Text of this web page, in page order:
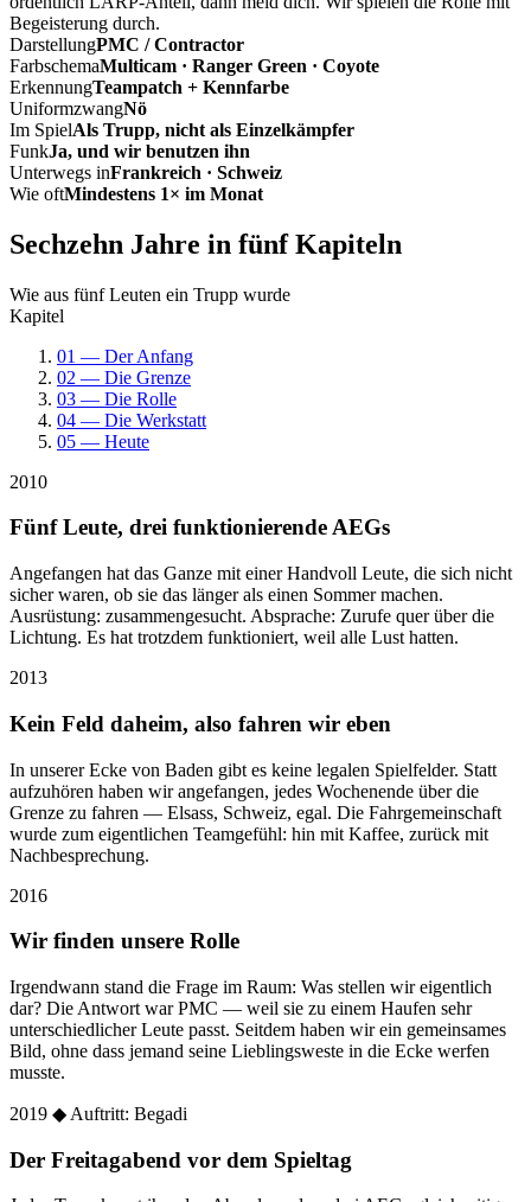
Begeisterung durch.
DarstellungPMC / Contractor
FarbschemaMulticam · Ranger Green · Coyote
ErkennungTeampatch + Kennfarbe
UniformzwangNö
Im SpielAls Trupp, nicht als Einzelkämpfer
FunkJa, und wir benutzen ihn
Unterwegs inFrankreich · Schweiz
Wie oftMindestens 1× im Monat
Sechzehn Jahre in fünf Kapiteln
Wie aus fünf Leuten ein Trupp wurde
Kapitel
01 — Der Anfang
02 — Die Grenze
03 — Die Rolle
04 — Die Werkstatt
05 — Heute
2010
Fünf Leute, drei funktionierende AEGs
Angefangen hat das Ganze mit einer Handvoll Leute, die sich nicht
sicher waren, ob sie das länger als einen Sommer machen.
Ausrüstung: zusammengesucht. Absprache: Zurufe quer über die
Lichtung. Es hat trotzdem funktioniert, weil alle Lust hatten.
2013
Kein Feld daheim, also fahren wir eben
In unserer Ecke von Baden gibt es keine legalen Spielfelder. Statt
aufzuhören haben wir angefangen, jedes Wochenende über die
Grenze zu fahren — Elsass, Schweiz, egal. Die Fahrgemeinschaft
wurde zum eigentlichen Teamgefühl: hin mit Kaffee, zurück mit
Nachbesprechung.
2016
Wir finden unsere Rolle
Irgendwann stand die Frage im Raum: Was stellen wir eigentlich
dar? Die Antwort war PMC — weil sie zu einem Haufen sehr
unterschiedlicher Leute passt. Seitdem haben wir ein gemeinsames
Bild, ohne dass jemand seine Lieblingsweste in die Ecke werfen
musste.
2019 ◆ Auftritt: Begadi
Der Freitagabend vor dem Spieltag